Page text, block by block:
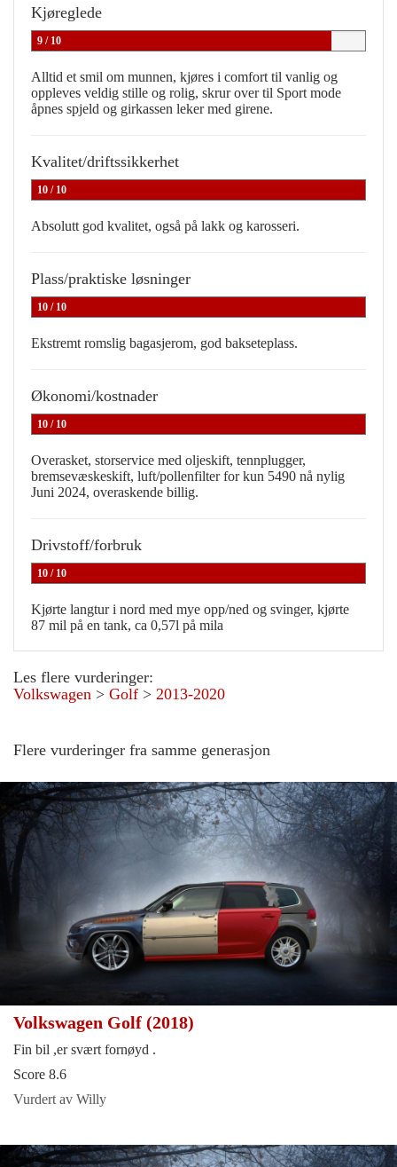
Kjøreglede
9 / 10
Alltid et smil om munnen, kjøres i comfort til vanlig og
oppleves veldig stille og rolig, skrur over til Sport mode
åpnes spjeld og girkassen leker med girene.
Kvalitet/driftssikkerhet
10 / 10
Absolutt god kvalitet, også på lakk og karosseri.
Plass/praktiske løsninger
10 / 10
Ekstremt romslig bagasjerom, god bakseteplass.
Økonomi/kostnader
10 / 10
Overasket, storservice med oljeskift, tennplugger,
bremsevæskeskift, luft/pollenfilter for kun 5490 nå nylig
Juni 2024, overaskende billig.
Drivstoff/forbruk
10 / 10
Kjørte langtur i nord med mye opp/ned og svinger, kjørte
87 mil på en tank, ca 0,57l på mila
Les flere vurderinger:
Volkswagen > Golf > 2013-2020
Flere vurderinger fra samme generasjon
Volkswagen Golf (2018)
Fin bil ,er svært fornøyd .
Score 8.6
Vurdert av Willy